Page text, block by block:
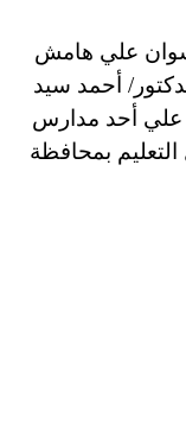
علي هامش
أحمد سيد
علي أحد مدارس
بمحافظة